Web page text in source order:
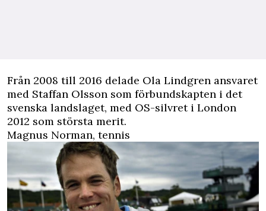
Från 2008 till 2016 delade Ola Lindgren ansvaret
med Staffan Olsson som förbundskapten i det
svenska landslaget, med OS-silvret i London
2012 som största merit.
Magnus Norman, tennis